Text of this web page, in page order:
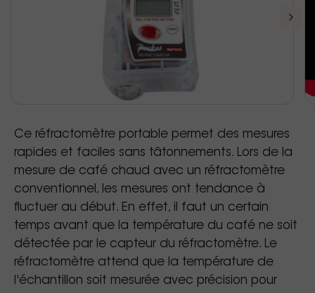
Ce réfractomètre portable permet des mesures
rapides et faciles sans tâtonnements. Lors de la
mesure de café chaud avec un réfractomètre
conventionnel, les mesures ont tendance à
fluctuer au début. En effet, il faut un certain
temps avant que la température du café ne soit
détectée par le capteur du réfractomètre. Le
réfractomètre attend que la température de
l'échantillon soit mesurée avec précision pour